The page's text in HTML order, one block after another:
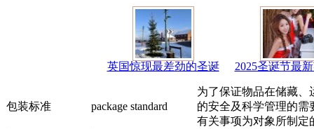
英国惊现最差劲的圣诞 2025圣诞节最
包装标准 package standard
为了保证物品在储藏、
的安全及科学管理的需
有关事项为对象所制定